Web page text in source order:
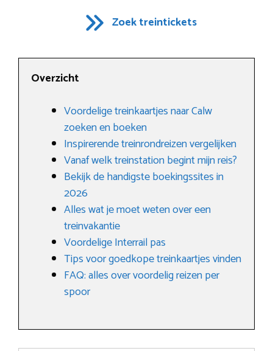
Zoek treintickets
Overzicht
Voordelige treinkaartjes naar Calw
zoeken en boeken
Inspirerende treinrondreizen vergelijken
Vanaf welk treinstation begint mijn reis?
Bekijk de handigste boekingssites in
2026
Alles wat je moet weten over een
treinvakantie
Voordelige Interrail pas
Tips voor goedkope treinkaartjes vinden
FAQ: alles over voordelig reizen per
spoor